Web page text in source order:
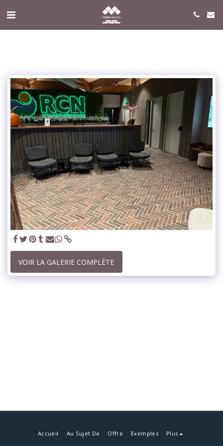
VOIR LA GALERIE COMPLÈTE
Accueil Au Sujet De Offre Exemples Plus